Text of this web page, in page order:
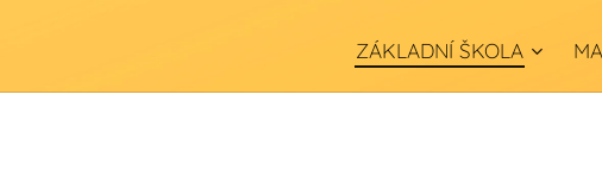
ZÁKLADNÍ ŠKOLA